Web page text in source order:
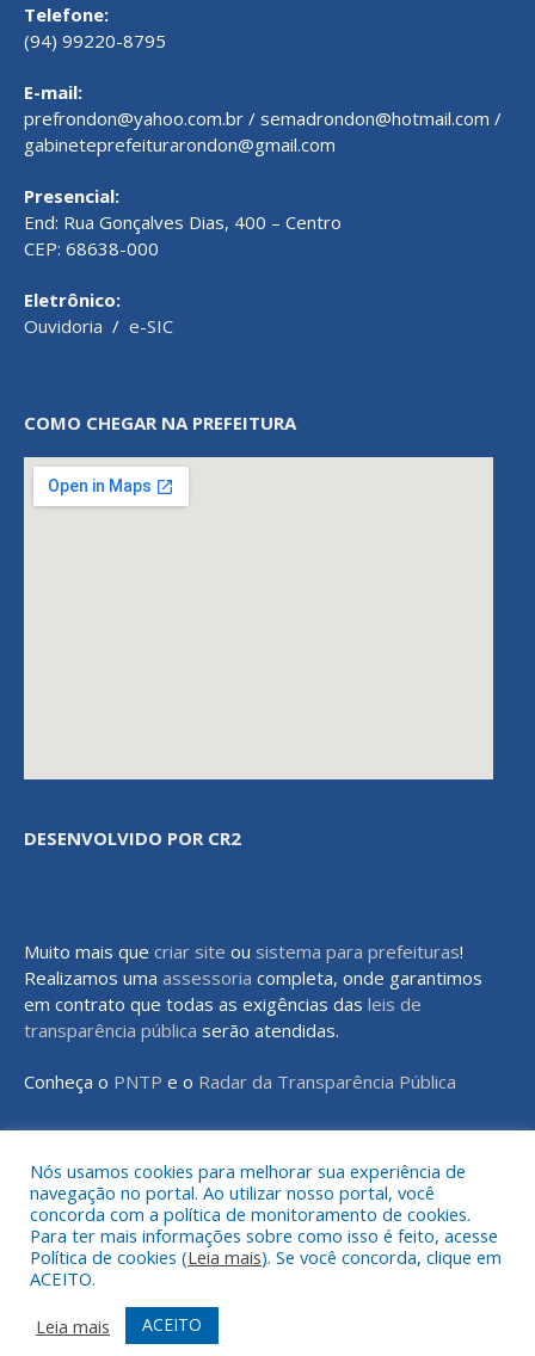
Telefone:
(94) 99220-8795
E-mail:
prefrondon@yahoo.com.br / semadrondon@hotmail.com /
gabineteprefeiturarondon@gmail.com
Presencial:
End: Rua Gonçalves Dias, 400 – Centro
CEP: 68638-000
Eletrônico:
Ouvidoria / e-SIC
COMO CHEGAR NA PREFEITURA
DESENVOLVIDO POR CR2
Muito mais que criar site ou sistema para prefeituras!
Realizamos uma assessoria completa, onde garantimos
em contrato que todas as exigências das leis de
transparência pública serão atendidas.
Conheça o PNTP e o Radar da Transparência Pública
Todos os direitos reservados a Prefeitura Municipal de Rondon do
Pará
Mapa do Site
Acessar o Webmail
Nós usamos cookies para melhorar sua experiência de
navegação no portal. Ao utilizar nosso portal, você
concorda com a política de monitoramento de cookies.
Para ter mais informações sobre como isso é feito, acesse
Política de cookies (Leia mais). Se você concorda, clique em
ACEITO.
Leia mais
ACEITO